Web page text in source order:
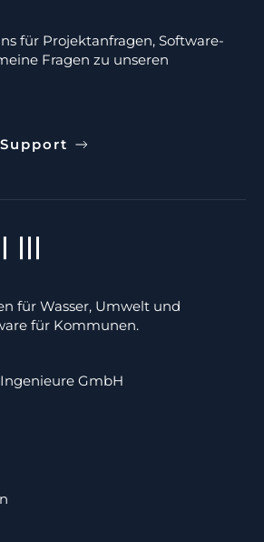
für Projektanfragen, Software-
Fragen zu unseren
Support
für Wasser, Umwelt und
für Kommunen.
GmbH